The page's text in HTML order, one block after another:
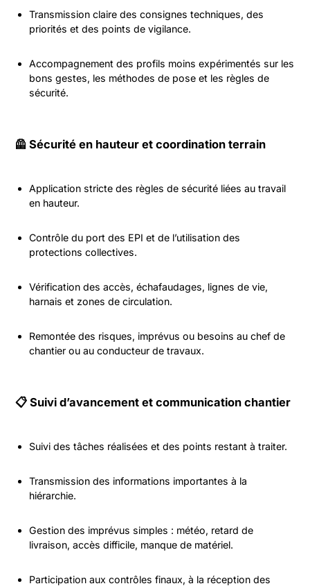
Transmission claire des consignes techniques, des
priorités et des points de vigilance.
Accompagnement des profils moins expérimentés sur les
bons gestes, les méthodes de pose et les règles de
sécurité.
🦺 Sécurité en hauteur et coordination terrain
Application stricte des règles de sécurité liées au travail
en hauteur.
Contrôle du port des EPI et de l’utilisation des
protections collectives.
Vérification des accès, échafaudages, lignes de vie,
harnais et zones de circulation.
Remontée des risques, imprévus ou besoins au chef de
chantier ou au conducteur de travaux.
📋 Suivi d’avancement et communication chantier
Suivi des tâches réalisées et des points restant à traiter.
Transmission des informations importantes à la
hiérarchie.
Gestion des imprévus simples : météo, retard de
livraison, accès difficile, manque de matériel.
Participation aux contrôles finaux, à la réception des